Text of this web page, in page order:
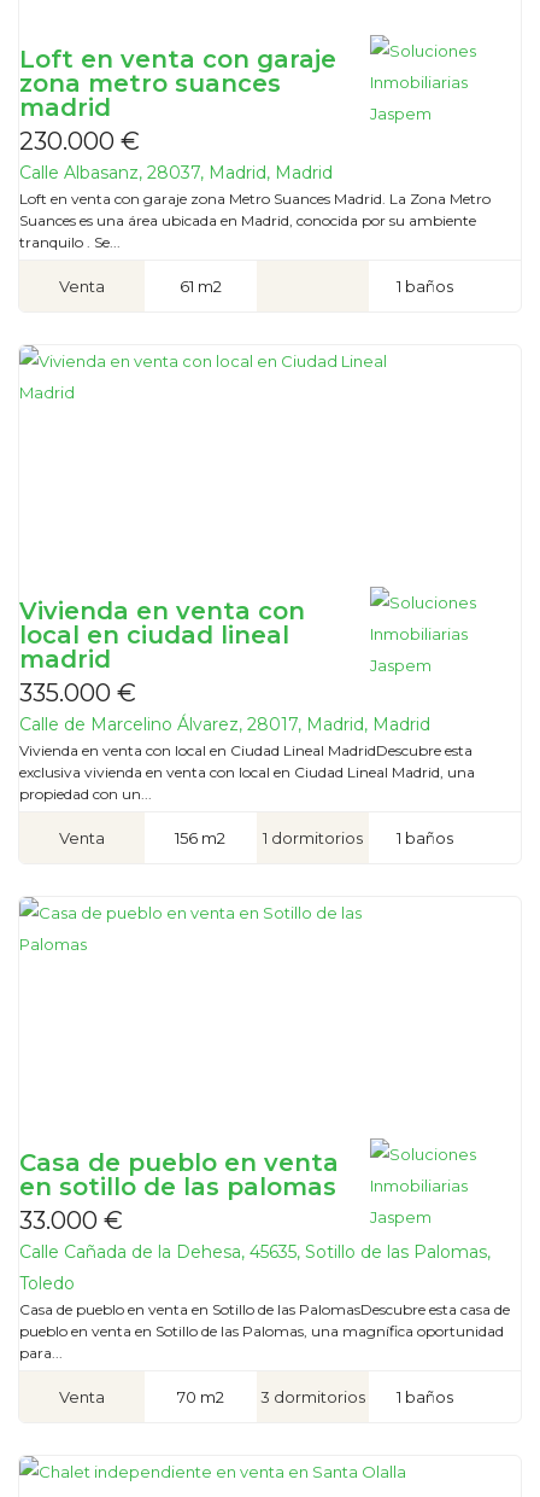
Loft en venta con garaje
zona metro suances
madrid
230.000 €
Calle Albasanz, 28037, Madrid, Madrid
Loft en venta con garaje zona Metro Suances Madrid. La Zona Metro
Suances es una área ubicada en Madrid, conocida por su ambiente
tranquilo . Se...
Venta 61 m2 1 baños
Vivienda en venta con
local en ciudad lineal
madrid
335.000 €
Calle de Marcelino Álvarez, 28017, Madrid, Madrid
Vivienda en venta con local en Ciudad Lineal MadridDescubre esta
exclusiva vivienda en venta con local en Ciudad Lineal Madrid, una
propiedad con un...
Venta 156 m2 1 dormitorios 1 baños
Casa de pueblo en venta
en sotillo de las palomas
33.000 €
Calle Cañada de la Dehesa, 45635, Sotillo de las Palomas,
Toledo
Casa de pueblo en venta en Sotillo de las PalomasDescubre esta casa de
pueblo en venta en Sotillo de las Palomas, una magnífica oportunidad
para...
Venta 70 m2 3 dormitorios 1 baños